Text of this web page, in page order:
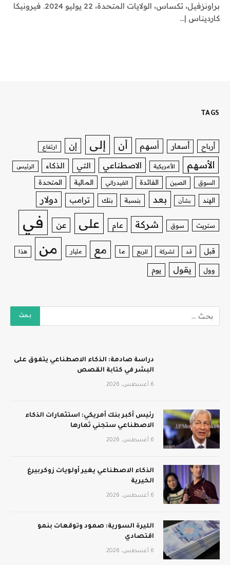
براونزفيل، تكساس، الولايات المتحدة، 22 يوليو 2024. فيرونيكا
كارديناس |…
TAGS
أرباح أسعار أسهم أن إلى إن ارتفاع
الأسهم الأمريكية الاصطناعي التي الذكاء الرئيس
السوق الصين الفائدة الفيدرالي المالية المتحدة
الهند بشأن بعد بنسبة بنك ترامب دولار
ستريت سوق شركة عام على عن في
قبل قد لشركة للربع ما مع مليار من هذا
وول يقول يوم
دراسة صادمة: الذكاء الاصطناعي يتفوق على
البشر في كتابة القصص
6 أغسطس، 2026
رئيس أكبر بنك أمريكي: استثمارات الذكاء
الاصطناعي ستجني ثمارها
6 أغسطس، 2026
الذكاء الاصطناعي يغير أولويات زوكربيرغ
الخيرية
6 أغسطس، 2026
الليرة السورية: صمود وتوقعات بنمو
اقتصادي
6 أغسطس، 2026